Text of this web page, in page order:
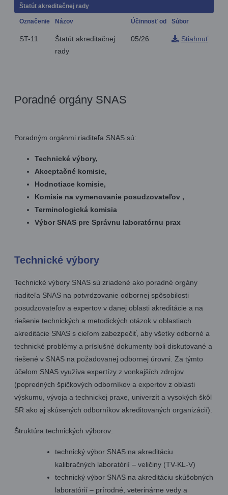
Štatút akreditačnej rady
Označenie Názov Účinnosť od Súbor
ST-11
Štatút akreditačnej
rady
05/26 Stiahnuť
Poradné orgány SNAS
Poradným orgánmi riaditeľa SNAS sú:
Technické výbory,
Akceptačné komisie,
Hodnotiace komisie,
Komisie na vymenovanie posudzovateľov ,
Terminologická komisia
Výbor SNAS pre Správnu laboratórnu prax
Technické výbory
Technické výbory SNAS sú zriadené ako poradné orgány
riaditeľa SNAS na potvrdzovanie odbornej spôsobilosti
posudzovateľov a expertov v danej oblasti akreditácie a na
riešenie technických a metodických otázok v oblastiach
akreditácie SNAS s cieľom zabezpečiť, aby všetky odborné a
technické problémy a príslušné dokumenty boli diskutované a
riešené v SNAS na požadovanej odbornej úrovni. Za týmto
účelom SNAS využíva expertízy z vonkajších zdrojov
(popredných špičkových odborníkov a expertov z oblasti
výskumu, vývoja a technickej praxe, univerzít a vysokých škôl
SR ako aj skúsených odborníkov akreditovaných organizácií).
Štruktúra technických výborov:
technický výbor SNAS na akreditáciu
kalibračných laboratórií – veličiny (TV-KL-V)
technický výbor SNAS na akreditáciu skúšobných
laboratórií – prírodné, veterinárne vedy a